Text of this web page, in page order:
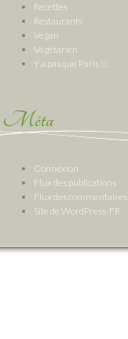
Recettes
Restaurants
Vegan
Végétarien
Y a pas que Paris !!!
Méta
Connexion
Flux des publications
Flux des commentaires
Site de WordPress-FR